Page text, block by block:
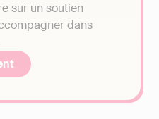
sur un soutien
dans